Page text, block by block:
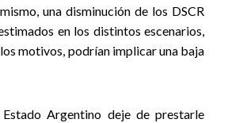
una disminución de los DSCR
en los distintos escenarios,
motivos, podrían implicar una baja
Argentino deje de prestarle